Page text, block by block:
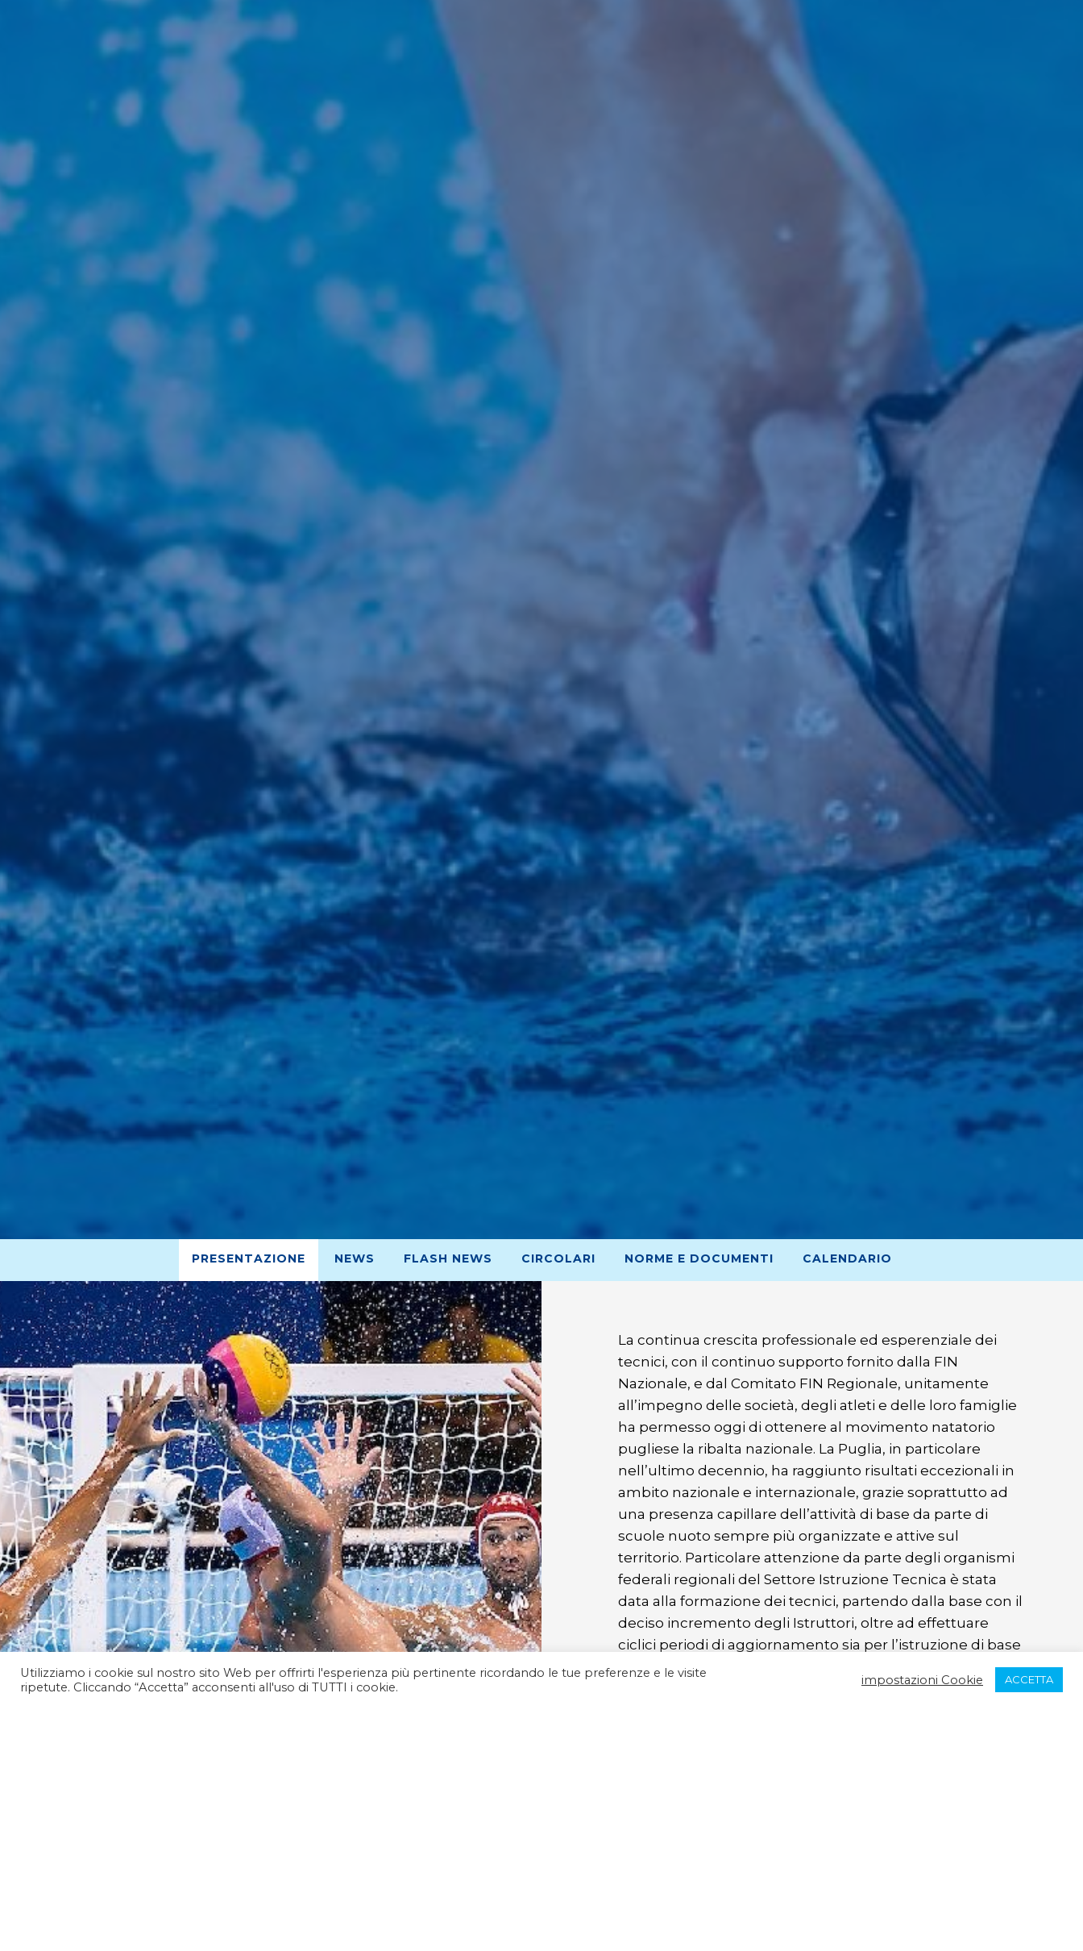
PRESENTAZIONE NEWS FLASH NEWS CIRCOLARI NORME E DOCUMENTI CALENDARIO
La continua crescita professionale ed esperenziale dei
tecnici, con il continuo supporto fornito dalla FIN
Nazionale, e dal Comitato FIN Regionale, unitamente
all’impegno delle società, degli atleti e delle loro famiglie
ha permesso oggi di ottenere al movimento natatorio
pugliese la ribalta nazionale. La Puglia, in particolare
nell’ultimo decennio, ha raggiunto risultati eccezionali in
ambito nazionale e internazionale, grazie soprattutto ad
una presenza capillare dell’attività di base da parte di
scuole nuoto sempre più organizzate e attive sul
territorio. Particolare attenzione da parte degli organismi
federali regionali del Settore Istruzione Tecnica è stata
data alla formazione dei tecnici, partendo dalla base con il
deciso incremento degli Istruttori, oltre ad effettuare
ciclici periodi di aggiornamento sia per l’istruzione di base
che per l’alto livello agonistico per gli allenatori pugliesi,
divenuti un’importante risorsa per le Nazionali Giovanili,
Utilizziamo i cookie sul nostro sito Web per offrirti l'esperienza più pertinente ricordando le tue preferenze e le visite
ripetute. Cliccando “Accetta” acconsenti all'uso di TUTTI i cookie.
impostazioni Cookie ACCETTA